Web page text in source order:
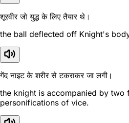
शूरवीर जो युद्ध के लिए तैयार थे।
the ball deflected off Knight's
गेंद नाइट के शरीर से टकराकर जा लगी।
the knight is accompanied by two
personifications of vice.